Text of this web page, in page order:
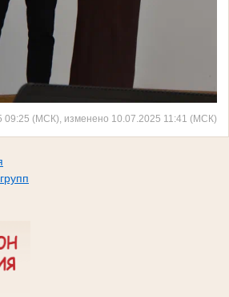
09:25 (МСК), изменено 10.07.2025 11:41 (МСК)